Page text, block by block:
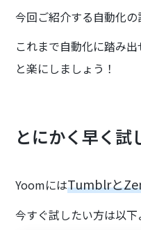
今回ご紹介する自動化の
これまで自動化に踏み
と楽にしましょう！
とにかく早く試
YoomにはTumblrと
今すぐ試したい方は以